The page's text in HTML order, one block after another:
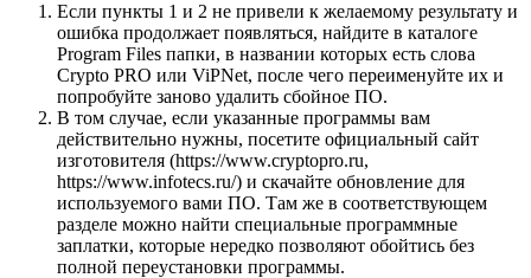
Если пункты 1 и 2 не привели к желаемому результату и
ошибка продолжает появляться, найдите в каталоге
Program Files папки, в названии которых есть слова
Crypto PRO или ViPNet, после чего переименуйте их и
попробуйте заново удалить сбойное ПО.
В том случае, если указанные программы вам
действительно нужны, посетите официальный сайт
изготовителя (https://www.cryptopro.ru,
https://www.infotecs.ru/) и скачайте обновление для
используемого вами ПО. Там же в соответствующем
разделе можно найти специальные программные
заплатки, которые нередко позволяют обойтись без
полной переустановки программы.